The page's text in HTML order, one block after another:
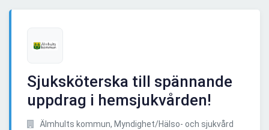
Sjuksköterska till spännande
uppdrag i hemsjukvården!
Älmhults kommun, Myndighet/Hälso- och sjukvård